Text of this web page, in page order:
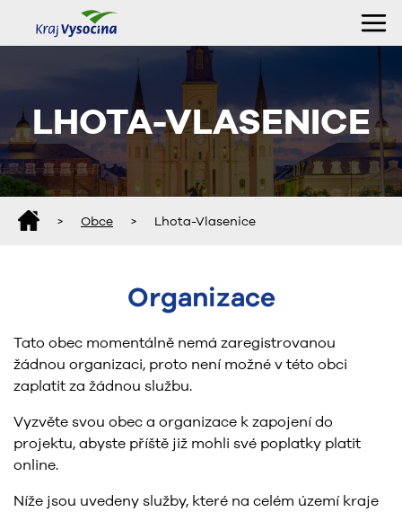
LHOTA-VLASENICE
> Obce > Lhota-Vlasenice
Organizace
Tato obec momentálně nemá zaregistrovanou
žádnou organizaci, proto není možné v této obci
zaplatit za žádnou službu.
Vyzvěte svou obec a organizace k zapojení do
projektu, abyste příště již mohli své poplatky platit
online.
Níže jsou uvedeny služby, které na celém území kraje